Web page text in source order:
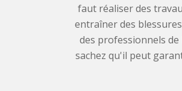
faut réaliser des
entraîner des
des professionnels
sachez qu'il peut